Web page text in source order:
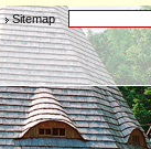
Sitemap